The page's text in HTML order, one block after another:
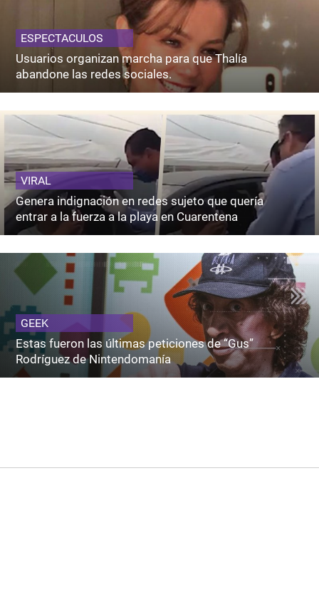
ESPECTACULOS
Usuarios organizan marcha para que Thalía
abandone las redes sociales.
VIRAL
Genera indignación en redes sujeto que quería
entrar a la fuerza a la playa en Cuarentena
GEEK
Estas fueron las últimas peticiones de “Gus”
Rodríguez de Nintendomanía